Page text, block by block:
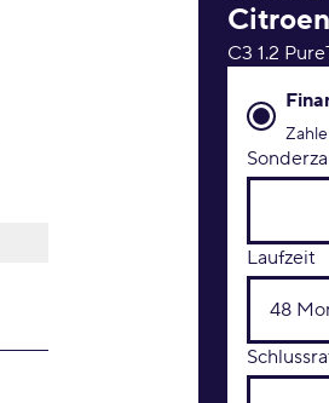
Citroen
C3 1.2
Laufzeit